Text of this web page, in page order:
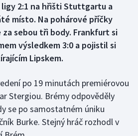
2:1 na hřišti Stuttgartu a
místo. Na pohárové příčky
sebou tři body. Frankfurt si
výsledkem 3:0 a pojistil si
Lipskem.
po 19 minutách premiérovou
Stergiou. Brémy odpověděly
se po samostatném úniku
Burke. Stejný hráč rozhodl v